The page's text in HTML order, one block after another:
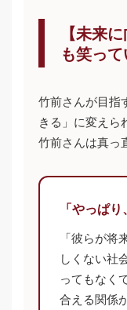
【未来
も笑っ
竹前さんが目指
きる」に変えら
竹前さんは真っ
「やっぱ
「彼らが
しくない社
ってもなく
合える関係